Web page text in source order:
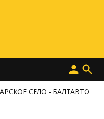
search
person
СЕЛО - БАЛТАВТО